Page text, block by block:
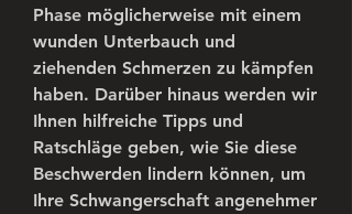
Phase möglicherweise mit einem
wunden Unterbauch und
ziehenden Schmerzen zu kämpfen
haben. Darüber hinaus werden wir
Ihnen hilfreiche Tipps und
Ratschläge geben, wie Sie diese
Beschwerden lindern können, um
Ihre Schwangerschaft angenehmer